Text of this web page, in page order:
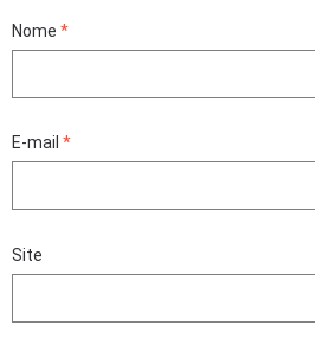
Nome *
E-mail *
Site